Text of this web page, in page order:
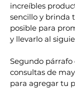
increíbles
sencillo y brinda
posible para
y llevarlo al
Segundo párrafo
consultas de
para agregar tu